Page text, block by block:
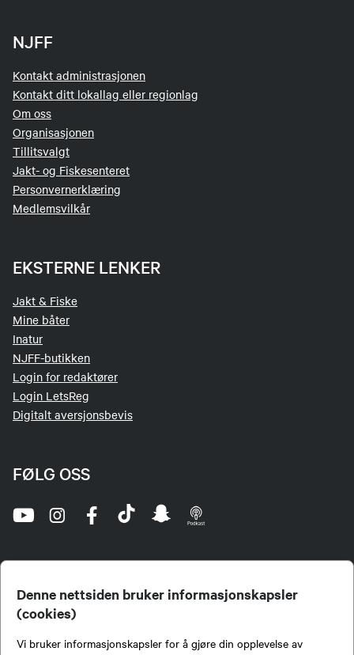
Denne nettsiden bruker informasjonskapsler
(cookies)
Vi bruker informasjonskapsler for å gjøre din opplevelse av
NJFF
Kontakt administrasjonen
Kontakt ditt lokallag eller regionlag
Om oss
Organisasjonen
Tillitsvalgt
Jakt- og Fiskesenteret
Personvernerklæring
Medlemsvilkår
EKSTERNE LENKER
Jakt & Fiske
Mine båter
Inatur
NJFF-butikken
Login for redaktører
Login LetsReg
Digitalt aversjonsbevis
FØLG OSS
jegere og sportsfiskere og et av de viktigste miljøene for formidling av kunnskap om jakt og